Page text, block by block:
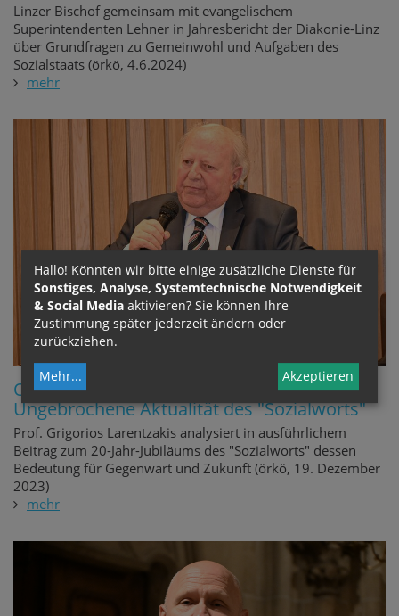
Linzer Bischof gemeinsam mit evangelischem
Superintendenten Lehner in Jahresbericht der Diakonie-Linz
über Grundfragen zu Gemeinwohl und Aufgaben des
Sozialstaats (örkö, 4.6.2024)
mehr
Orthodoxer Theologe Larentzakis:
Ungebrochene Aktualität des "Sozialworts"
Prof. Grigorios Larentzakis analysiert in ausführlichem
Beitrag zum 20-Jahr-Jubiläums des "Sozialworts" dessen
Bedeutung für Gegenwart und Zukunft (örkö, 19. Dezember
2023)
mehr
Hallo! Könnten wir bitte einige zusätzliche Dienste für
Sonstiges, Analyse, Systemtechnische Notwendigkeit
& Social Media aktivieren? Sie können Ihre
Zustimmung später jederzeit ändern oder
zurückziehen.
Mehr... Akzeptieren